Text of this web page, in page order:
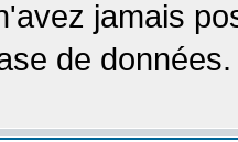
jamais
de